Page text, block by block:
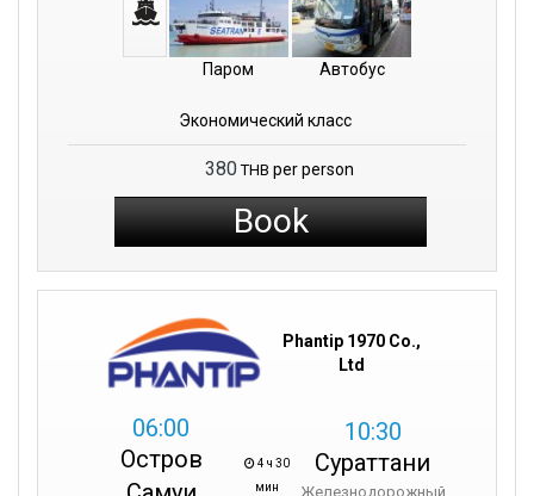
Паром Автобус
Экономический класс
380 THB per person
Book
Phantip 1970 Co.,
Ltd
06:00
Остров
4 ч 30
мин
10:30
Сураттани
Железнодорожный